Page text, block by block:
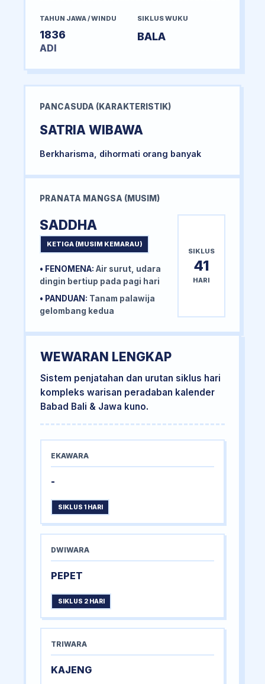
TAHUN JAWA / WINDU
1836
ADI
SIKLUS WUKU
BALA
PANCASUDA (KARAKTERISTIK)
SATRIA WIBAWA
Berkharisma, dihormati orang banyak
PRANATA MANGSA (MUSIM)
SADDHA
KETIGA (MUSIM KEMARAU)
• FENOMENA: Air surut, udara
dingin bertiup pada pagi hari
• PANDUAN: Tanam palawija
gelombang kedua
SIKLUS
41
HARI
WEWARAN LENGKAP
Sistem penjatahan dan urutan siklus hari
kompleks warisan peradaban kalender
Babad Bali & Jawa kuno.
EKAWARA
-
SIKLUS 1 HARI
DWIWARA
PEPET
SIKLUS 2 HARI
TRIWARA
KAJENG